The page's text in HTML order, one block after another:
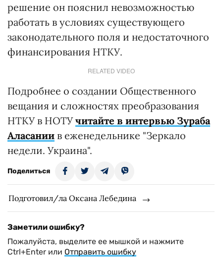
решение он пояснил невозможностью
работать в условиях существующего
законодательного поля и недостаточного
финансирования НТКУ.
RELATED VIDEO
Подробнее о создании Общественного
вещания и сложностях преобразования
НТКУ в НОТУчитайте в интервью Зураба
Аласании в еженедельнике "Зеркало
недели. Украина".
Поделиться
Подготовил/ла Оксана Лебедина
Заметили ошибку?
Пожалуйста, выделите ее мышкой и нажмите
Ctrl+Enter или Отправить ошибку